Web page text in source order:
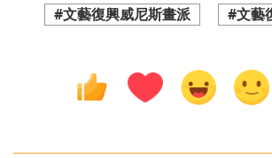
#文藝復興威尼斯畫派
#文藝